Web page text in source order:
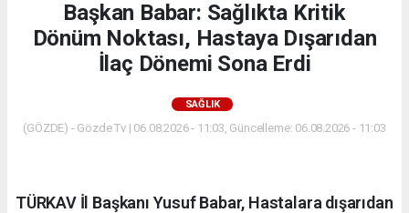
Başkan Babar: Sağlıkta Kritik
Dönüm Noktası, Hastaya Dışarıdan
İlaç Dönemi Sona Erdi
SAĞLIK
(GÖZDE) - Gözde Tv | 06.08.2026 - 11:03, Güncelleme: 06.08.2026 - 11:03
TÜRKAV İl Başkanı Yusuf Babar, Hastalara dışarıdan